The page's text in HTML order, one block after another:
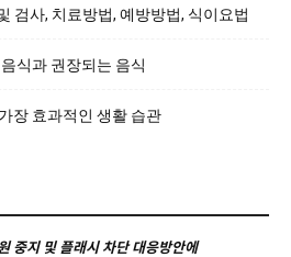
검사, 치료방법, 예방방법, 식이요법
식과 권장되는 음식
장 효과적인 생활 습관
중지 및 플래시 차단 대응방안에